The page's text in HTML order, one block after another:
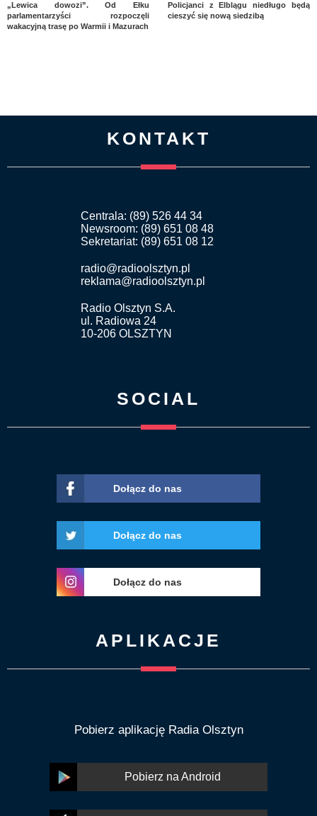
„Lewica dowozi”. Od Ełku
parlamentarzyści rozpoczęli
wakacyjną trasę po Warmii i Mazurach
Policjanci z Elblągu niedługo będą
cieszyć się nową siedzibą
KONTAKT
Centrala: (89) 526 44 34
Newsroom: (89) 651 08 48
Sekretariat: (89) 651 08 12
radio@radioolsztyn.pl
reklama@radioolsztyn.pl
Radio Olsztyn S.A.
ul. Radiowa 24
10-206 OLSZTYN
SOCIAL
Dołącz do nas
Dołącz do nas
Dołącz do nas
APLIKACJE
Pobierz aplikację Radia Olsztyn
Pobierz na Android